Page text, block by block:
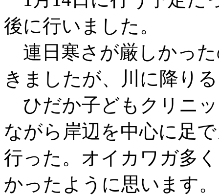
後に行いました。
連日寒さが厳しかっ
きましたが、川に降り
ひだか子どもクリニ
ながら岸辺を中心に足
行った。オイカワガ多
かったように思います。